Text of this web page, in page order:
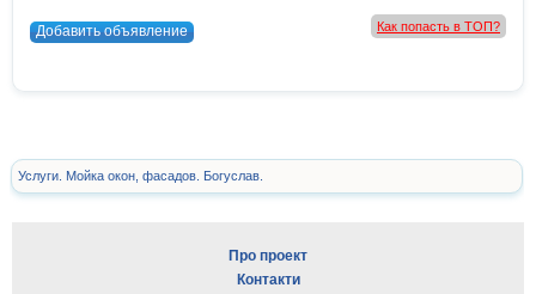
Добавить объявление Как попасть в ТОП?
Услуги. Мойка окон, фасадов. Богуслав.
Про проект
Контакти